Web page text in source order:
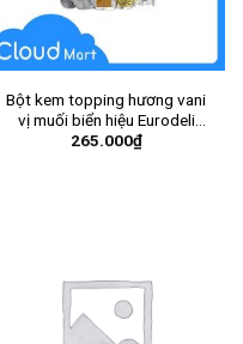
Bột kem topping hương vani
vị muối biển hiệu Eurodeli
(Milkfoam Eurodeli SeaSalt)
265.000₫